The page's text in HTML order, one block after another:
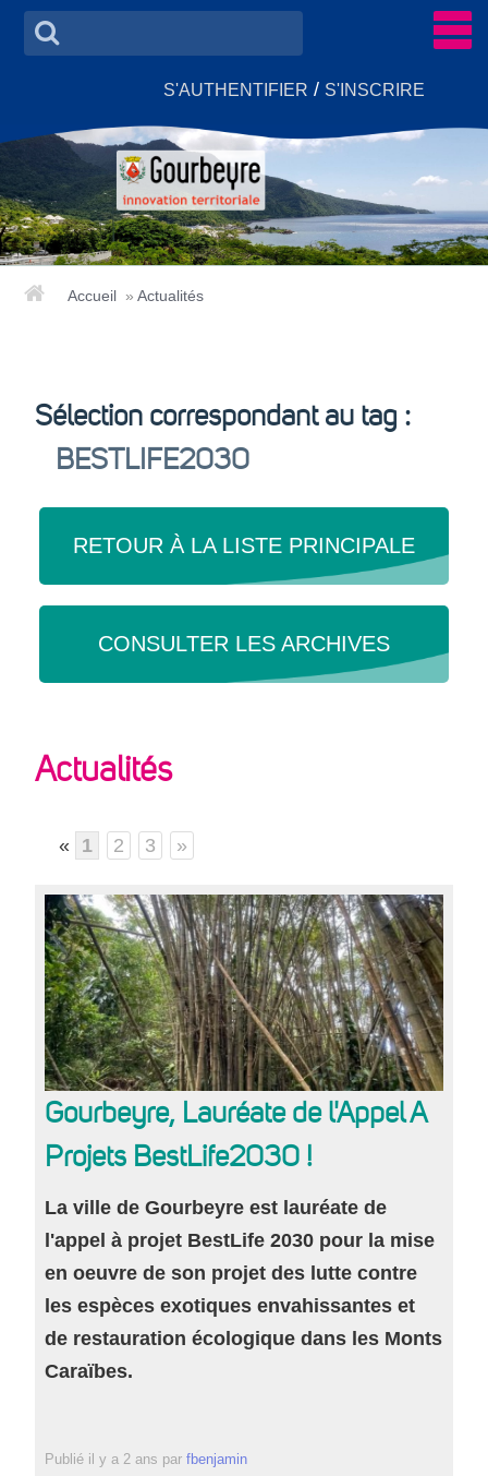
S'AUTHENTIFIER / S'INSCRIRE
RESSOURCES
ANNUAIRE
CONTRIBUEZ
Accueil » Actualités
Sélection correspondant au tag :
BESTLIFE2030
RETOUR À LA LISTE PRINCIPALE
CONSULTER LES ARCHIVES
Actualités
« 1 2 3 »
Gourbeyre, Lauréate de l'Appel A
Projets BestLife2030 !
La ville de Gourbeyre est lauréate de
l'appel à projet BestLife 2030 pour la mise
en oeuvre de son projet des lutte contre
les espèces exotiques envahissantes et
de restauration écologique dans les Monts
Caraïbes.
Publié il y a 2 ans parfbenjamin